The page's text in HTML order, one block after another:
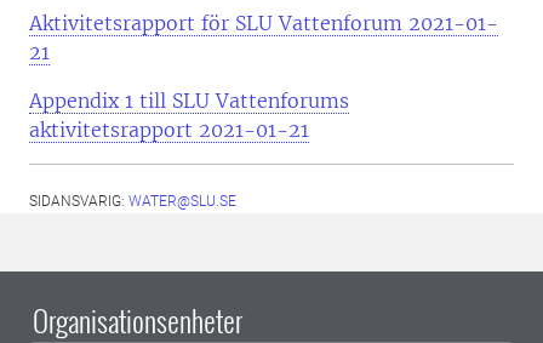
Aktivitetsrapport för SLU Vattenforum 2021-01-
21
Appendix 1 till SLU Vattenforums
aktivitetsrapport 2021-01-21
SIDANSVARIG: WATER@SLU.SE
Organisationsenheter